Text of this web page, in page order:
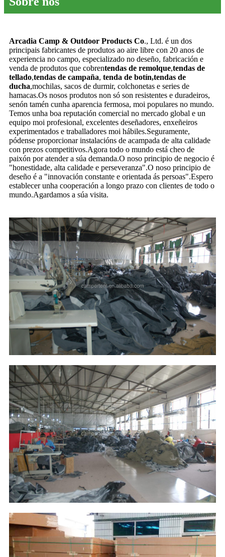
Arcadia Camp & Outdoor Products Co., Ltd. é un dos
principais fabricantes de produtos ao aire libre con 20 anos de
experiencia no campo, especializado no deseño, fabricación e
venda de produtos que cobrentendas de remolque,tendas de
tellado,tendas de campaña, tenda de botín,tendas de
ducha,mochilas, sacos de durmir, colchonetas e series de
hamacas.Os nosos produtos non só son resistentes e duradeiros,
senón tamén cunha aparencia fermosa, moi populares no mundo.
Temos unha boa reputación comercial no mercado global e un
equipo moi profesional, excelentes deseñadores, enxeñeiros
experimentados e traballadores moi hábiles.Seguramente,
pódense proporcionar instalacións de acampada de alta calidade
con prezos competitivos.Agora todo o mundo está cheo de
paixón por atender a súa demanda.O noso principio de negocio é
"honestidade, alta calidade e perseveranza".O noso principio de
deseño é a "innovación constante e orientada ás persoas".Espero
establecer unha cooperación a longo prazo con clientes de todo o
mundo.Agardamos a súa visita.